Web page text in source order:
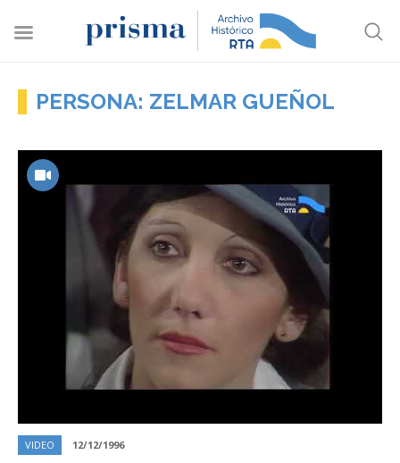
PERSONA: ZELMAR GUEÑOL
VIDEO 12/12/1996